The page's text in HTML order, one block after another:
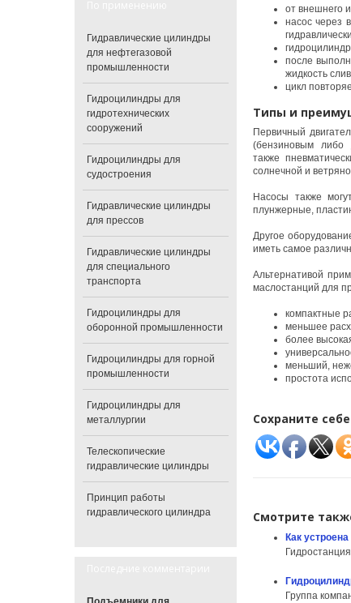
от внешнего
насос через
после
жидкость
цикл
Типы и
Первичный
(бензиновым либо
также
солнечной и
Насосы также
плунжерные,
Другое
иметь самое
Альтернативой
маслостанций для
компактные
меньшее
более
меньший,
простота
Сохраните
Смотрите
Как
Группа
Гидравлические цилиндры
для нефтегазовой
промышленности
Гидроцилиндры для
гидротехнических
сооружений
Гидроцилиндры для
судостроения
Гидравлические цилиндры
для прессов
Гидравлические цилиндры
для специального
транспорта
Гидроцилиндры для
оборонной промышленности
Гидроцилиндры для горной
промышленности
Гидроцилиндры для
металлургии
Телескопические
гидравлические цилиндры
Принцип работы
гидравлического цилиндра